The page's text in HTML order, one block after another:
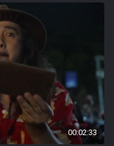
00:02:33